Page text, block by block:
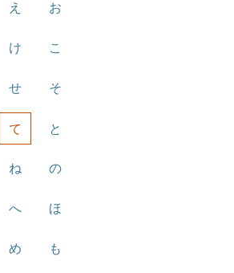
え お
け こ
せ そ
て と
ね の
へ ほ
め も